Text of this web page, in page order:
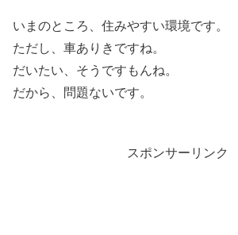
いまのところ、住みやすい環境です。
ただし、車ありきですね。
だいたい、そうですもんね。
だから、問題ないです。
スポンサーリンク